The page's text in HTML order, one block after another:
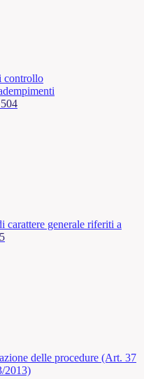
controllo
504
carattere generale riferiti a
5
delle procedure (Art. 37
2013)